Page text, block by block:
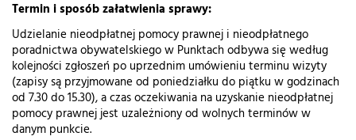
Termin i sposób załatwienia sprawy:
Udzielanie nieodpłatnej pomocy prawnej i nieodpłatnego
poradnictwa obywatelskiego w Punktach odbywa się według
kolejności zgłoszeń po uprzednim umówieniu terminu wizyty
(zapisy są przyjmowane od poniedziałku do piątku w godzinach
od 7.30 do 15.30), a czas oczekiwania na uzyskanie nieodpłatnej
pomocy prawnej jest uzależniony od wolnych terminów w
danym punkcie.